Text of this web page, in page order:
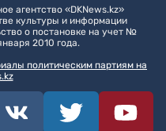
агентство «DKNews.kz»
культуры и информации
о постановке на учет №
2010 года.
политическим партиям на